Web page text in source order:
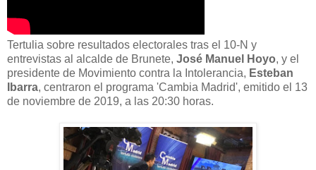
Tertulia sobre resultados electorales tras el 10-N y
entrevistas al alcalde de Brunete, José Manuel Hoyo, y el
presidente de Movimiento contra la Intolerancia, Esteban
Ibarra, centraron el programa 'Cambia Madrid', emitido el 13
de noviembre de 2019, a las 20:30 horas.